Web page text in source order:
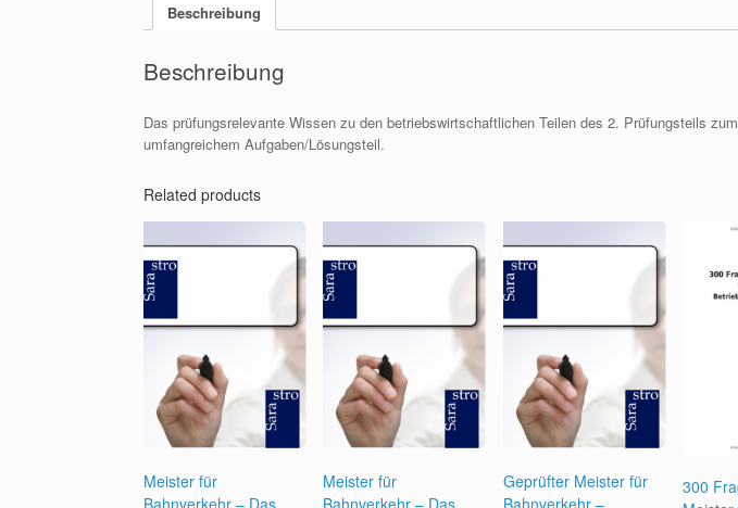
Beschreibung
Beschreibung
Das prüfungsrelevante Wissen zu den betriebswirtschaftlichen Teilen des 2. Prüfungsteils
umfangreichem Aufgaben/Lösungsteil.
Related products
Meister für
Bahnverkehr – Das
Meister für
Bahnverkehr – Das
Geprüfter Meister für
Bahnverkehr –
300